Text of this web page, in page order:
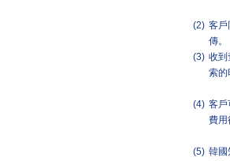
(2) 客戶
傳。
(3) 收到
索的
(4) 客戶
費用
(5) 韓國